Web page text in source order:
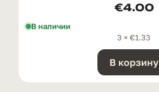
€4.00
В наличии
3 × €1.33
В корзину